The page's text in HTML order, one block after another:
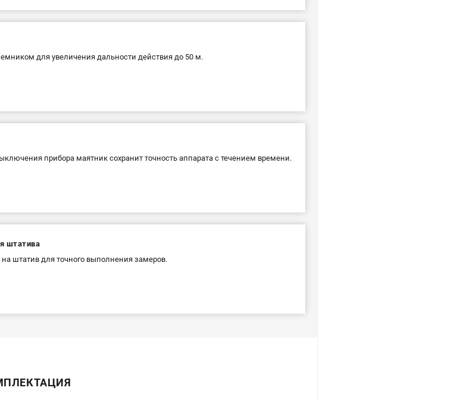
для увеличения дальности действия до 50 м.
прибора маятник сохранит точность аппарата с течением времени.
штатива
штатив для точного выполнения замеров.